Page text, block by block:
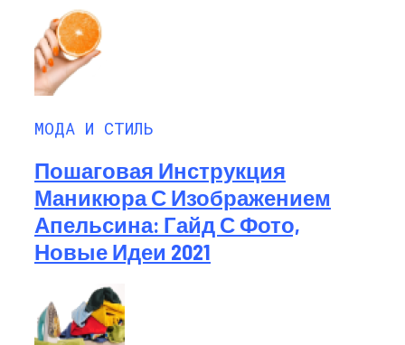
МОДА И СТИЛЬ
Пошаговая Инструкция
Маникюра С Изображением
Апельсина: Гайд С Фото,
Новые Идеи 2021